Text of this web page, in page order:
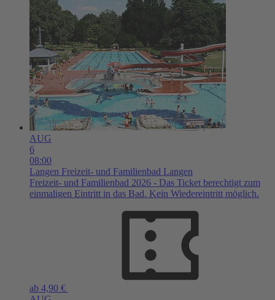
AUG
6
08:00
Langen Freizeit- und Familienbad Langen
Freizeit- und Familienbad 2026 - Das Ticket berechtigt zum
einmaligen Eintritt in das Bad. Kein Wiedereintritt möglich.
ab 4,90 €